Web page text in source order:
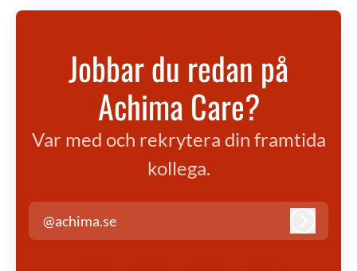
Jobbar du redan på
Achima Care?
Var med och rekrytera din framtida
kollega.
@achima.se